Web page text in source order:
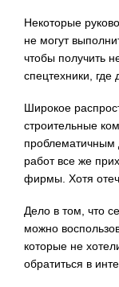
Некоторые
не могут
чтобы получить
спецтехники, где
Широкое
строительные
проблематичным
работ все же
фирмы. Хотя
Дело в том, что
можно
которые не
обратиться в